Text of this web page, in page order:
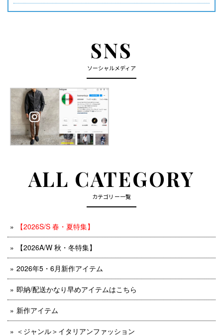
SNS
ソーシャルメディア
ALL CATEGORY
カテゴリー一覧
【2026S/S 春・夏特集】
【2026A/W 秋・冬特集】
2026年5・6月新作アイテム
即納/配送かなり早めアイテムはこちら
新作アイテム
＜ジャンル＞イタリアンファッション